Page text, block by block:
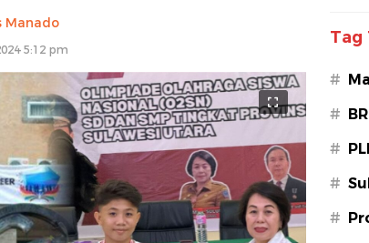
Manado
5:12 pm
Tag
#
#
#
#
#